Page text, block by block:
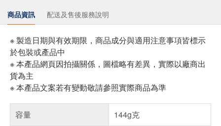
商品資訊 配送及售後服務說明
※ 製造日期與有效期限，商品成分與適用注意事項皆標示
於包裝或產品中
※ 本產品網頁因拍攝關係，圖檔略有差異，實際以廠商出
貨為主
※ 本產品文案若有變動敬請參照實際商品為準
容量
144g克